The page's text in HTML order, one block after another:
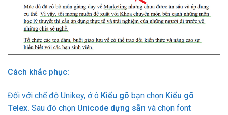
Cách khắc phục:
Đối với chế độ Unikey, ở ô Kiểu gõ bạn chọn Kiểu gõ
Telex. Sau đó chọn Unicode dựng sẵn và chọn font